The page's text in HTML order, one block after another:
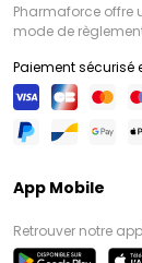
Pharmaforce offre
mode de
Paiement sécurisé
App Mobile
Retrouver notre